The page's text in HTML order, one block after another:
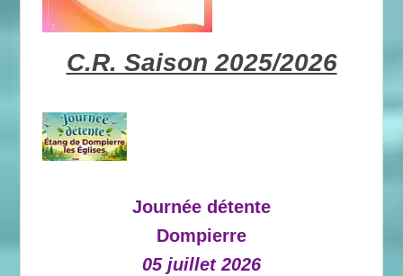
C.R. Saison 2025/2026
Journée détente
Dompierre
05 juillet 2026